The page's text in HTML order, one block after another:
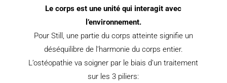
Le corps est une unité qui interagit avec
l’environnement.
Pour Still, une partie du corps atteinte signifie un
déséquilibre de l’harmonie du corps entier.
L’ostéopathie va soigner par le biais d’un traitement
sur les 3 piliers: